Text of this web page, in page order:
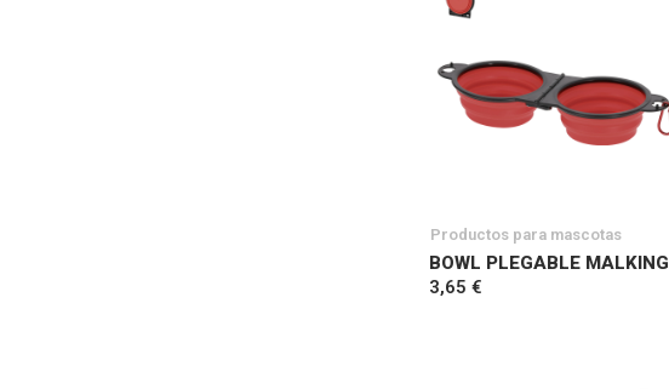
Productos para mascotas
BOWL PLEGABLE MALKING
3,65 €